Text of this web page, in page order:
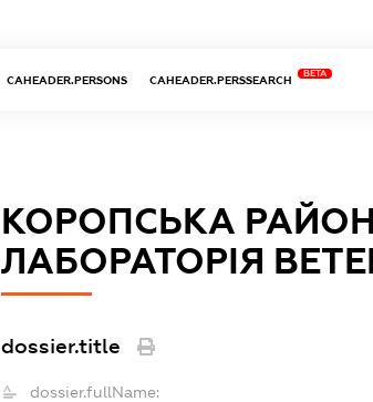
CAHEADER.PERSONS CAHEADER.PERSSEARCH
BETA
КОРОПСЬКА
ЛАБОРАТОРІЯ
dossier.title
dossier.fullName: